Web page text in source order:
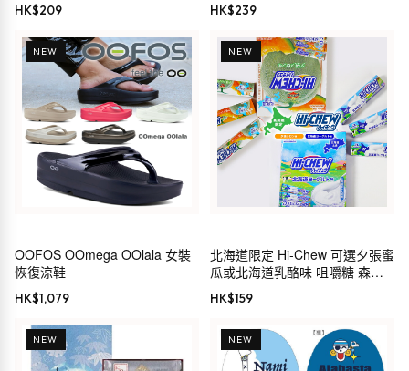
HK$209 HK$239
NEW
OOFOS OOmega OOlala 女裝
恢復涼鞋
HK$1,079
NEW
北海道限定 Hi-Chew 可選夕張蜜
瓜或北海道乳酪味 咀嚼糖 森永
製菓
HK$159
NEW NEW